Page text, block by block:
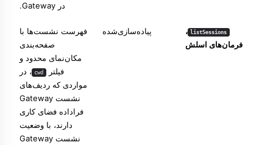
در Gateway.
listSessions ،
فرمان‌های اسلش
پیاده‌سازی‌شده
فهرست نشست‌ها با
صفحه‌بندی
مکان‌نمای محدود و
فیلتر cwd ، در
مواردی که ردیف‌های
نشست Gateway
فراداده فضای کاری
دارند، با وضعیت
نشست Gateway